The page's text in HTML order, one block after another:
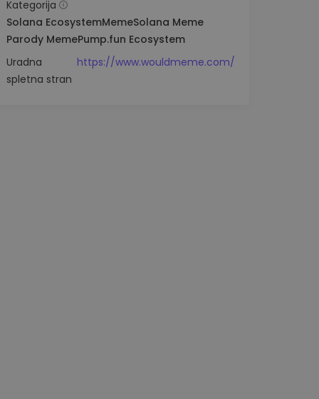
Kategorija
Solana EcosystemMemeSolana Meme
Parody MemePump.fun Ecosystem
Uradna
spletna stran
https://www.wouldmeme.com/